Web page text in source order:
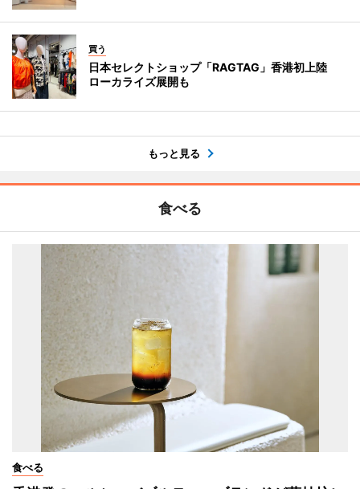
買う
日本セレクトショップ「RAGTAG」香港初上陸
ローカライズ展開も
もっと見る
食べる
食べる